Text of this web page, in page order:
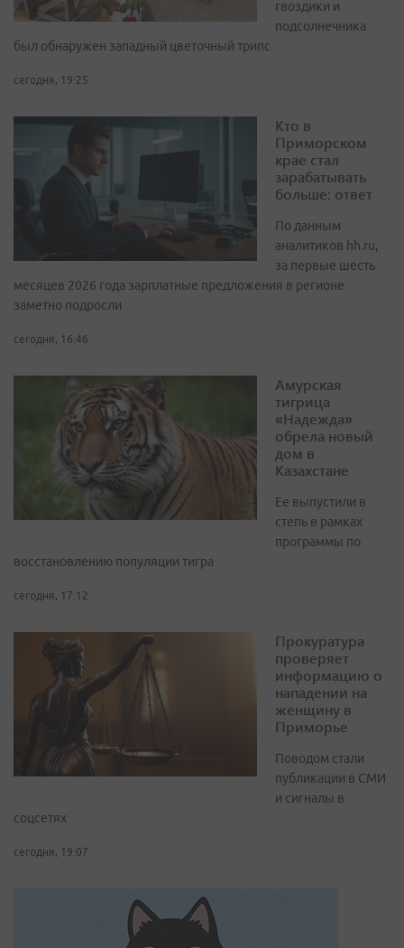
гвоздики и
подсолнечника
был обнаружен западный цветочный трипс
сегодня, 19:25
Кто в
Приморском
крае стал
зарабатывать
больше: ответ
По данным
аналитиков hh.ru,
за первые шесть
месяцев 2026 года зарплатные предложения в регионе
заметно подросли
сегодня, 16:46
Амурская
тигрица
«Надежда»
обрела новый
дом в
Казахстане
Ее выпустили в
степь в рамках
программы по
восстановлению популяции тигра
сегодня, 17:12
Прокуратура
проверяет
информацию о
нападении на
женщину в
Приморье
Поводом стали
публикации в СМИ
и сигналы в
соцсетях
сегодня, 19:07